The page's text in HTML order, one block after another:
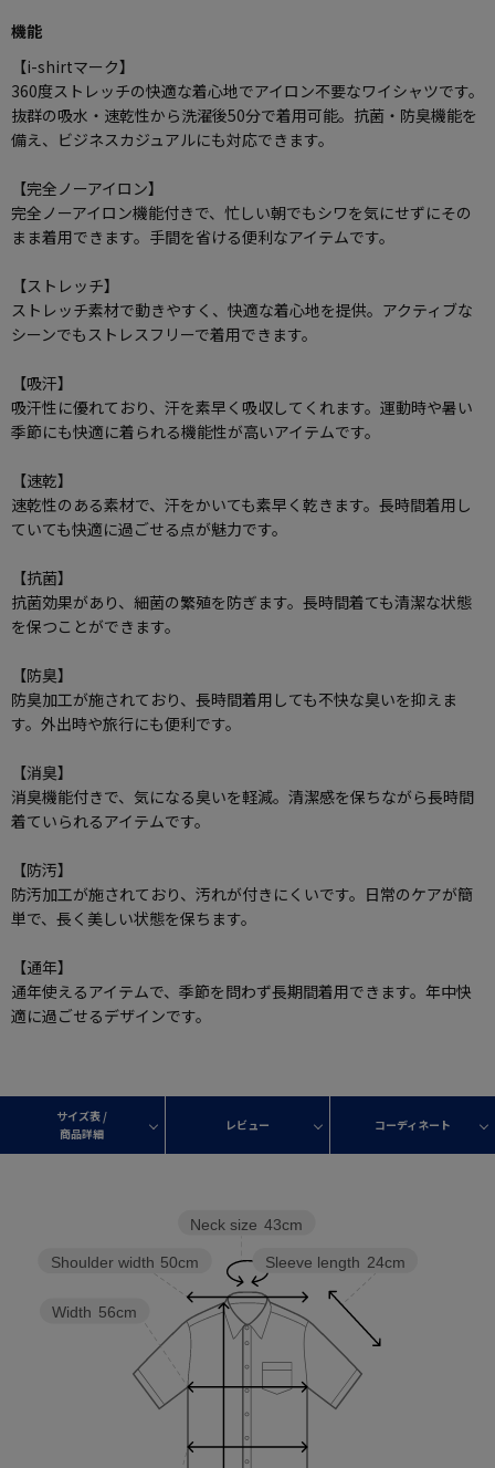
機能
【i-shirtマーク】
360度ストレッチの快適な着心地でアイロン不要なワイシャツです。
抜群の吸水・速乾性から洗濯後50分で着用可能。抗菌・防臭機能を
備え、ビジネスカジュアルにも対応できます。
【完全ノーアイロン】
完全ノーアイロン機能付きで、忙しい朝でもシワを気にせずにその
まま着用できます。手間を省ける便利なアイテムです。
【ストレッチ】
ストレッチ素材で動きやすく、快適な着心地を提供。アクティブな
シーンでもストレスフリーで着用できます。
【吸汗】
吸汗性に優れており、汗を素早く吸収してくれます。運動時や暑い
季節にも快適に着られる機能性が高いアイテムです。
【速乾】
速乾性のある素材で、汗をかいても素早く乾きます。長時間着用し
ていても快適に過ごせる点が魅力です。
【抗菌】
抗菌効果があり、細菌の繁殖を防ぎます。長時間着ても清潔な状態
を保つことができます。
【防臭】
防臭加工が施されており、長時間着用しても不快な臭いを抑えま
す。外出時や旅行にも便利です。
【消臭】
消臭機能付きで、気になる臭いを軽減。清潔感を保ちながら長時間
着ていられるアイテムです。
【防汚】
防汚加工が施されており、汚れが付きにくいです。日常のケアが簡
単で、長く美しい状態を保ちます。
【通年】
通年使えるアイテムで、季節を問わず長期間着用できます。年中快
適に過ごせるデザインです。
サイズ表 /
商品詳細
レビュー コーディネート
Sleeve length 24cm
Neck size 43cm
Width 56cm
Shoulder width 50cm